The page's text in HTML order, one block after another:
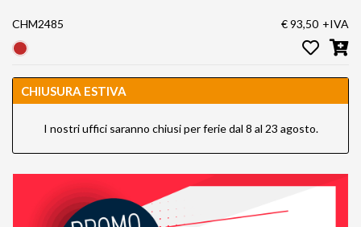
CHM2485 € 93,50 +IVA
CHIUSURA ESTIVA
I nostri uffici saranno chiusi per ferie dal 8 al 23 agosto.